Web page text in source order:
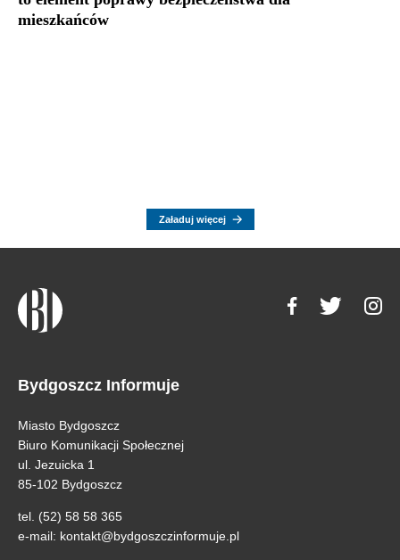
mieszkańców
Załaduj więcej
Bydgoszcz Informuje
Miasto Bydgoszcz
Biuro Komunikacji Społecznej
ul. Jezuicka 1
85-102 Bydgoszcz
tel. (52) 58 58 365
e-mail: kontakt@bydgoszczinformuje.pl